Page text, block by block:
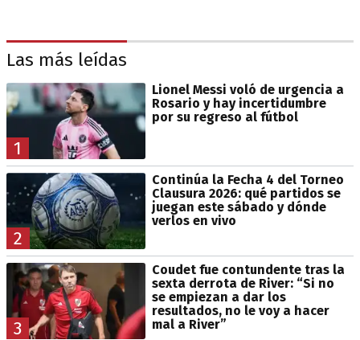
Las más leídas
1
Lionel Messi voló de urgencia a
Rosario y hay incertidumbre
por su regreso al fútbol
2
Continúa la Fecha 4 del Torneo
Clausura 2026: qué partidos se
juegan este sábado y dónde
verlos en vivo
3
Coudet fue contundente tras la
sexta derrota de River: “Si no
se empiezan a dar los
resultados, no le voy a hacer
mal a River”